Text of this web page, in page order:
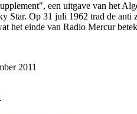
een uitgave van het
Star. Op 31 juli 1962 trad de
het einde van Radio Mercur
2011
.